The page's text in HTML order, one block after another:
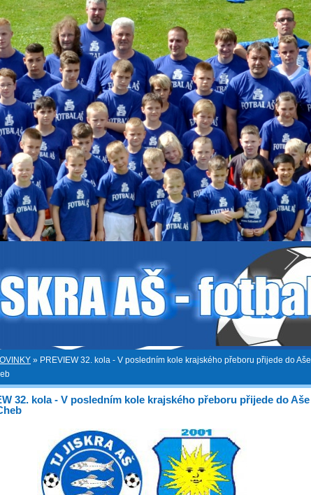
» PREVIEW 32. kola - V posledním kole krajského přeboru přijede do Aše
32. kola - V posledním kole krajského přeboru přijede do Aše